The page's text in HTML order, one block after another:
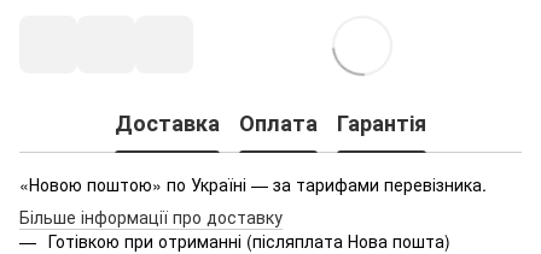
Доставка Оплата Гарантія
«Новою поштою» по Україні — за тарифами перевізника.
Більше інформації про доставку
Готівкою при отриманні (післяплата Нова пошта)